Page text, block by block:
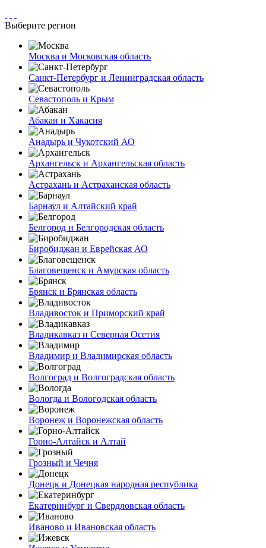
Выберите регион
Москва и Московская область
Санкт-Петербург и Ленинградская область
Севастополь и Крым
Абакан и Хакасия
Анадырь и Чукотский АО
Архангельск и Архангельская область
Астрахань и Астраханская область
Барнаул и Алтайский край
Белгород и Белгородская область
Биробиджан и Еврейская АО
Благовещенск и Амурская область
Брянск и Брянская область
Владивосток и Приморский край
Владикавказ и Северная Осетия
Владимир и Владимирская область
Волгоград и Волгоградская область
Вологда и Вологодская область
Воронеж и Воронежская область
Горно-Алтайск и Алтай
Грозный и Чечня
Донецк и Донецкая народная республика
Екатеринбург и Свердловская область
Иваново и Ивановская область